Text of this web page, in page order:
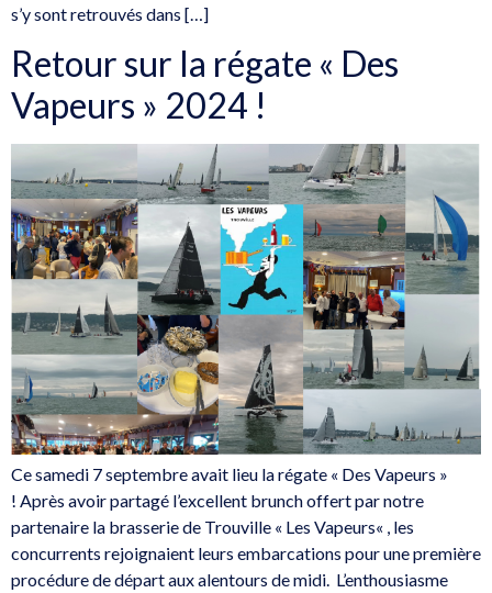
s’y sont retrouvés dans […]
Retour sur la régate « Des
Vapeurs » 2024 !
Ce samedi 7 septembre avait lieu la régate « Des Vapeurs »
! Après avoir partagé l’excellent brunch offert par notre
partenaire la brasserie de Trouville « Les Vapeurs« , les
concurrents rejoignaient leurs embarcations pour une première
procédure de départ aux alentours de midi. L’enthousiasme